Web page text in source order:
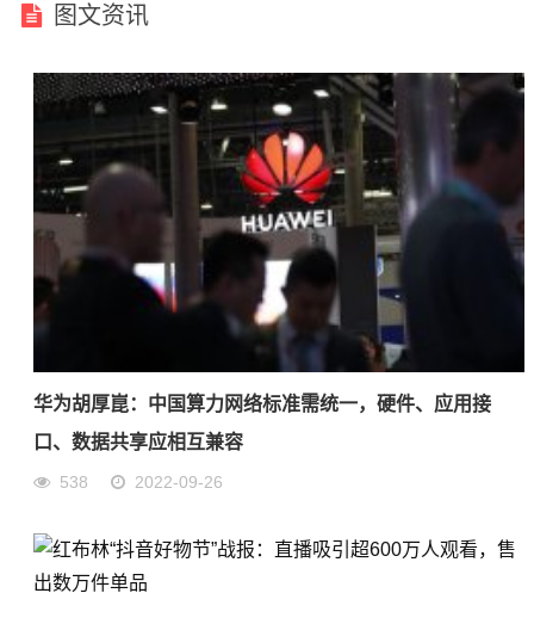
图文资讯
华为胡厚崑：中国算力网络标准需统一，硬件、应用接
口、数据共享应相互兼容
538 2022-09-26